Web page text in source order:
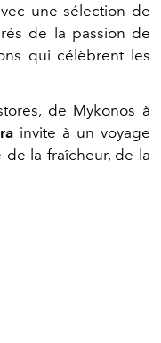
une sélection de
de la passion de
qui célèbrent les
de Mykonos à
invite à un voyage
de la fraîcheur, de la